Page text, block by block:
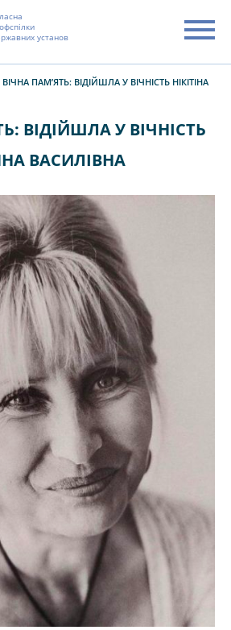
установ
ВІЧНА ПАМ’ЯТЬ: ВІДІЙШЛА У ВІЧНІСТЬ НІКІТІНА
ВІДІЙШЛА У ВІЧНІСТЬ
ВАСИЛІВНА